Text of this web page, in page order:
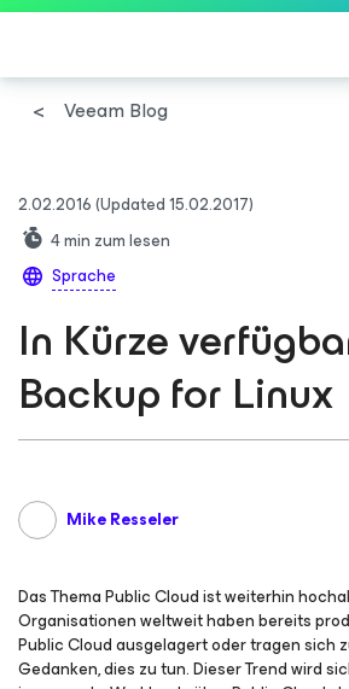
Veeam Blog
2.02.2016(Updated 15.02.2017)
4min zum lesen
Sprache
In Kürze
Backupfor Linux
Mike Resseler
Das Thema Public Cloud ist weiterhin
Organisationen weltweit haben bereits
Public Cloud ausgelagert oder tragen sich
Gedanken, dies zu tun. Dieser Trend wird